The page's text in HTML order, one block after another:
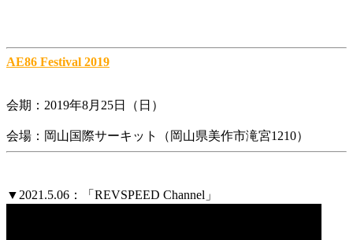
AE86 Festival 2019
会期：2019年8月25日（日）
会場：岡山国際サーキット（岡山県美作市滝宮1210）
▼2021.5.06：「REVSPEED Channel」